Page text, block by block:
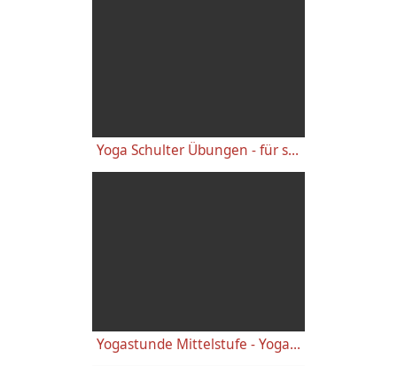
Yoga Schulter Übungen - für starke gesunde Schultern, gegen Schulterschmerzen
Yogastunde Mittelstufe - Yoga Vidya Grundreihe